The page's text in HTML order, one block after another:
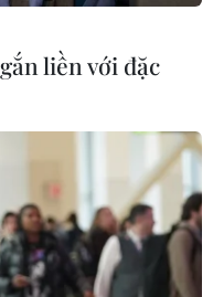
liền với đặc